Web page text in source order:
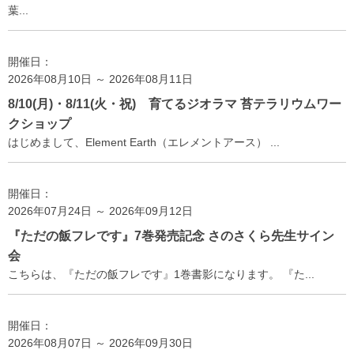
葉...
開催日：
2026年08月10日 ～ 2026年08月11日
8/10(月)・8/11(火・祝) 育てるジオラマ 苔テラリウムワー
クショップ
はじめまして、Element Earth（エレメントアース） ...
開催日：
2026年07月24日 ～ 2026年09月12日
『ただの飯フレです』7巻発売記念 さのさくら先生サイン
会
こちらは、『ただの飯フレです』1巻書影になります。 『た...
開催日：
2026年08月07日 ～ 2026年09月30日